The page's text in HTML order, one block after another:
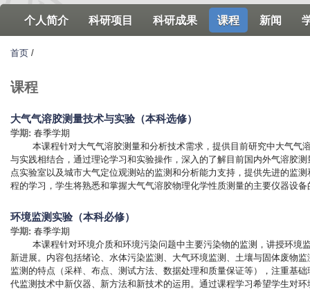
个人简介 科研项目 科研成果 课程 新闻
首页 /
课程
大气气溶胶测量技术与实验（本科选修）
学期: 春季学期
本课程针对大气气溶胶测量和分析技术需求，提供目前研究中大气气
与实践相结合，通过理论学习和实验操作，深入的了解目前国内外气溶胶
点实验室以及城市大气定位观测站的监测和分析能力支持，提供先进的监
程的学习，学生将熟悉和掌握大气气溶胶物理化学性质测量的主要仪器设
环境监测实验（本科必修）
学期: 春季学期
本课程针对环境介质和环境污染问题中主要污染物的监测，讲授环境
新进展。内容包括绪论、水体污染监测、大气环境监测、土壤与固体废物
监测的特点（采样、布点、测试方法、数据处理和质量保证等），注重基
代监测技术中新仪器、新方法和新技术的运用。通过课程学习希望学生对